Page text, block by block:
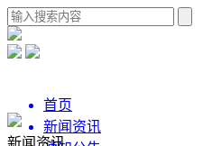
首页
新闻资讯
新闻资讯